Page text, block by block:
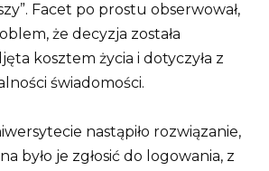
Facet po prostu obserwował,
że decyzja została
kosztem życia i dotyczyła z
świadomości.
nastąpiło rozwiązanie,
było je zgłosić do logowania, z